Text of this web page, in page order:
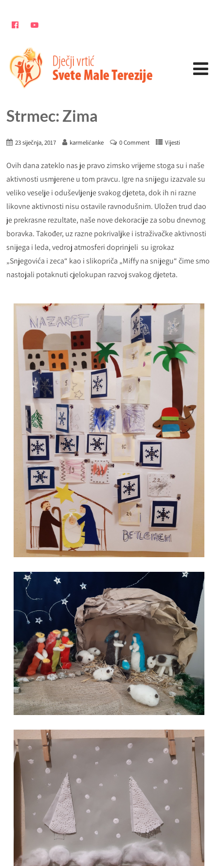
Strmec: Zima
23 siječnja, 2017 karmelićanke 0 Comment Vijesti
Ovih dana zateklo nas je pravo zimsko vrijeme stoga su i naše
aktivnosti usmjerene u tom pravcu. Igre na snijegu izazvale su
veliko veselje i oduševljenje svakog djeteta, dok ih ni razne
likovne aktivnosti nisu ostavile ravnodušnim. Uložen trud dao
je prekrasne rezultate, naše nove dekoracije za sobu dnevnog
boravka. Također, uz razne pokrivaljke i istraživačke aktivnosti
snijega i leda, vedroj atmosferi doprinjeli su igrokaz
„Snjegovića i zeca“ kao i slikopriča „Miffy na snijegu“ čime smo
nastojali potaknuti cjelokupan razvoj svakog djeteta.